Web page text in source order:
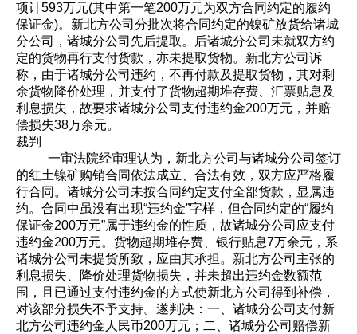
项计593万元(其中第一笔200万元为双方合同约定的履约
保证金)。新北方公司分批次将合同约定的镍矿放货给诸城
分公司，诸城分公司先后提取。后诸城分公司未就双方约
定的货物再行支付货款，亦未提取货物。新北方公司诉
称，由于诸城分公司违约，不再付款及提取货物，其对剩
余货物降价处理，并支付了货物超期堆存费、汇票贴息及
利息损失，故要求诸城分公司支付违约金200万元，并赔
偿损失38万余元。
裁判
一审法院经审理认为，新北方公司与诸城分公司签订
的红土镍矿购销合同依法成立、合法有效，双方应严格履
行合同。诸城分公司未按合同约定支付全部货款，显属违
约。合同中虽没有出现“违约金”字样，但合同约定的“履约
保证金200万元”属于违约金的性质，故诸城分公司应支付
违约金200万元。货物超期堆存费、银行贴息7万余元，系
诸城分公司未提货所致，应由其承担。新北方公司主张的
利息损失、降价处理货物损失，并未超出违约金数额范
围，且已通过支付违约金的方式使新北方公司得到补偿，
对该部分损失不予支持。遂判决：一、诸城分公司支付新
北方公司违约金人民币200万元；二、诸城分公司赔偿新